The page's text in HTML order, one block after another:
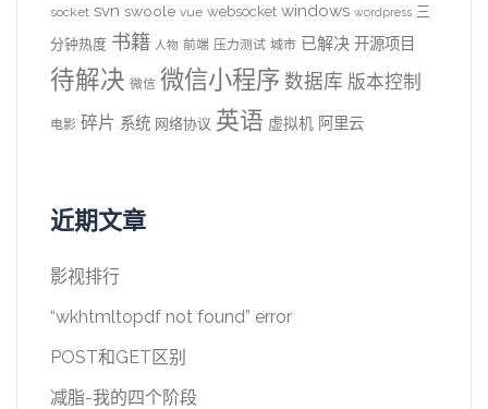
socket svn swoole vue websocket windows wordpress 三
分钟热度 书籍 人物 前端 压力测试 城市 已解决 开源项目
待解决 微信 微信小程序 数据库 版本控制
电影 碎片 系统 网络协议 英语 虚拟机 阿里云
近期文章
影视排行
“wkhtmltopdf not found” error
POST和GET区别
减脂-我的四个阶段